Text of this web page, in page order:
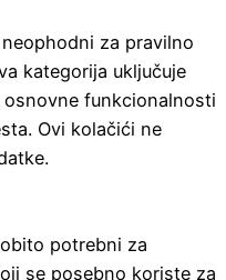
za pravilno
kategorija uključuje
funkcionalnosti
Ovi kolačići ne
potrebni za
se posebno koriste za